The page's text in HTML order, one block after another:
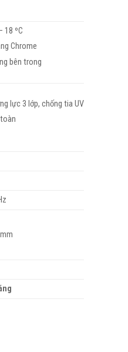
18 ºC
Chrome
bên trong
lực 3 lớp, chống tia UV